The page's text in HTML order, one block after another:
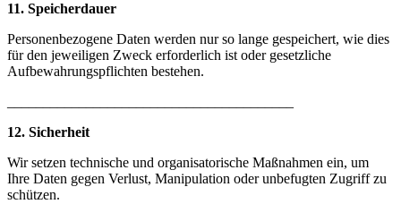
11. Speicherdauer
Personenbezogene Daten werden nur so lange gespeichert, wie dies
für den jeweiligen Zweck erforderlich ist oder gesetzliche
Aufbewahrungspflichten bestehen.
12. Sicherheit
Wir setzen technische und organisatorische Maßnahmen ein, um
Ihre Daten gegen Verlust, Manipulation oder unbefugten Zugriff zu
schützen.